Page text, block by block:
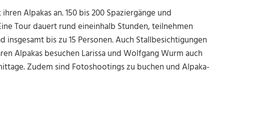
Alpakas an. 150 bis 200 Spaziergänge und
Tour dauert rund eineinhalb Stunden, teilnehmen
bis zu 15 Personen. Auch Stallbesichtigungen
Alpakas besuchen Larissa und Wolfgang Wurm auch
Zudem sind Fotoshootings zu buchen und Alpaka-